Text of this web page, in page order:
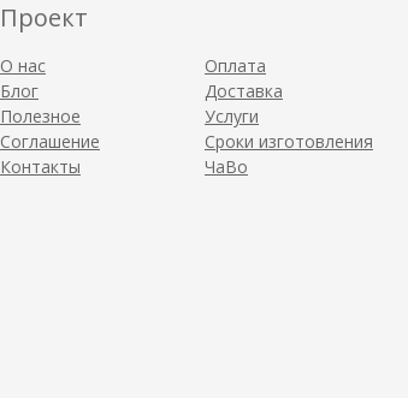
Проект
О нас
Блог
Полезное
Соглашение
Контакты
Оплата
Доставка
Услуги
Сроки изготовления
ЧаВо